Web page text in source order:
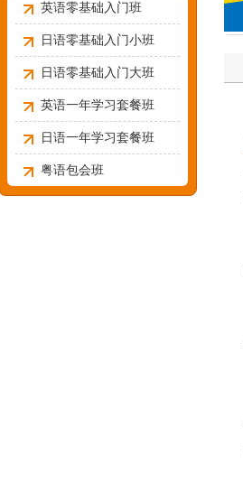
英语零基础入门班
日语零基础入门小班
日语零基础入门大班
英语一年学习套餐班
日语一年学习套餐班
粤语包会班